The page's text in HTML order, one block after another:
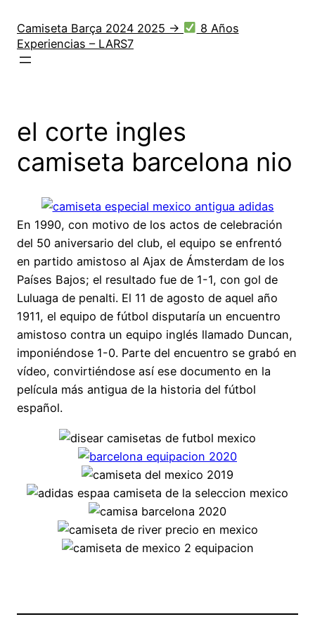
contenido
Camiseta Barça 2024 2025 →
8 Años
Experiencias – LARS7
el corte ingles
camiseta barcelona nio
En 1990, con motivo de los actos de celebración
del 50 aniversario del club, el equipo se enfrentó
en partido amistoso al Ajax de Ámsterdam de los
Países Bajos; el resultado fue de 1-1, con gol de
Luluaga de penalti. El 11 de agosto de aquel año
1911, el equipo de fútbol disputaría un encuentro
amistoso contra un equipo inglés llamado Duncan,
imponiéndose 1-0. Parte del encuentro se grabó en
vídeo, convirtiéndose así ese documento en la
película más antigua de la historia del fútbol
español.